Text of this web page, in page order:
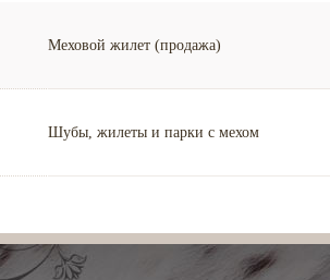
Меховой жилет (продажа)
Шубы, жилеты и парки с мехом